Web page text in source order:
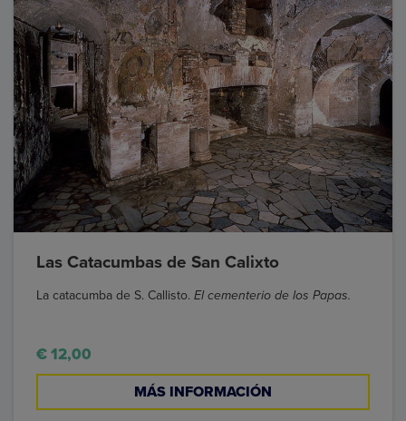
Las Catacumbas de San Calixto
La catacumba de S. Callisto. El cementerio de los Papas.
€ 12,00
MÁS INFORMACIÓN